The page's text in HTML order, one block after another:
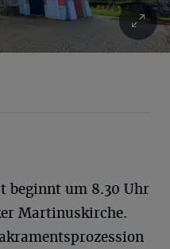
beginnt um 8.30 Uhr
Martinuskirche.